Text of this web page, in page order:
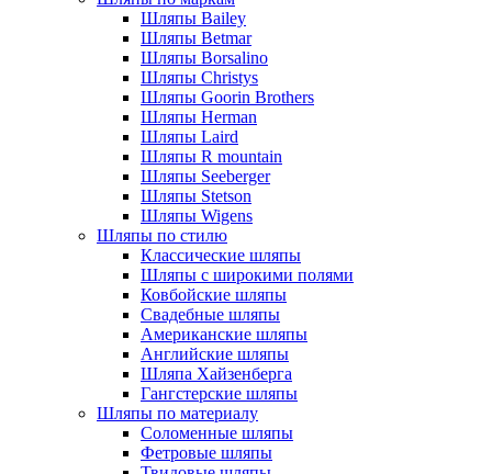
Шляпы Bailey
Шляпы Betmar
Шляпы Borsalino
Шляпы Christys
Шляпы Goorin Brothers
Шляпы Herman
Шляпы Laird
Шляпы R mountain
Шляпы Seeberger
Шляпы Stetson
Шляпы Wigens
Шляпы по стилю
Классические шляпы
Шляпы с широкими полями
Ковбойские шляпы
Свадебные шляпы
Американские шляпы
Английские шляпы
Шляпа Хайзенберга
Гангстерские шляпы
Шляпы по материалу
Соломенные шляпы
Фетровые шляпы